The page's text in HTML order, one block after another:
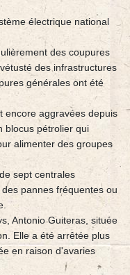
électrique national
des coupures
des infrastructures
générales ont été
encore aggravées depuis
blocus pétrolier qui
alimenter des groupes
sept centrales
pannes fréquentes ou
Antonio Guiteras, située
Elle a été arrêtée plus
en raison d'avaries